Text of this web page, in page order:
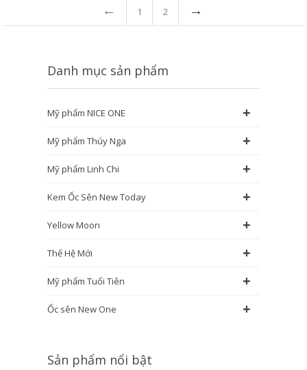
← 1 2 →
Danh mục sản phẩm
Mỹ phẩm NICE ONE +
Mỹ phẩm Thúy Nga +
Mỹ phẩm Linh Chi +
Kem Ốc Sên New Today +
Yellow Moon +
Thế Hệ Mới +
Mỹ phẩm Tuổi Tiên +
Ốc sên New One +
Sản phẩm nổi bật